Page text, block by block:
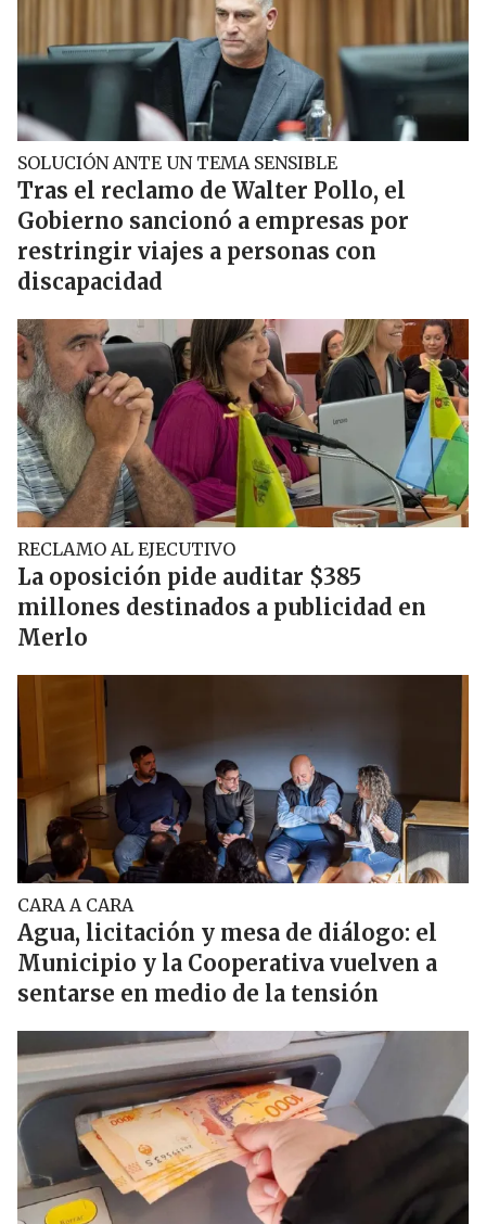
SOLUCIÓN ANTE UN TEMA SENSIBLE
Tras el reclamo de Walter Pollo, el
Gobierno sancionó a empresas por
restringir viajes a personas con
discapacidad
RECLAMO AL EJECUTIVO
La oposición pide auditar $385
millones destinados a publicidad en
Merlo
CARA A CARA
Agua, licitación y mesa de diálogo: el
Municipio y la Cooperativa vuelven a
sentarse en medio de la tensión